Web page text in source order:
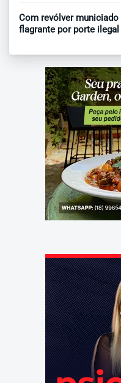
Com revólver
flagrante por porte